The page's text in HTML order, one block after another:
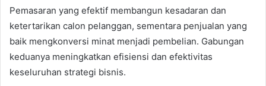
Pemasaran yang efektif membangun kesadaran dan
ketertarikan calon pelanggan, sementara penjualan yang
baik mengkonversi minat menjadi pembelian. Gabungan
keduanya meningkatkan efisiensi dan efektivitas
keseluruhan strategi bisnis.